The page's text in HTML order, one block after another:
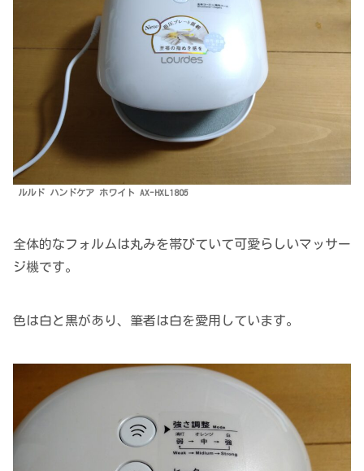
ルルド ハンドケア ホワイト AX-HXL1805
全体的なフォルムは丸みを帯びていて可愛らしいマッサー
ジ機です。
色は白と黒があり、筆者は白を愛用しています。